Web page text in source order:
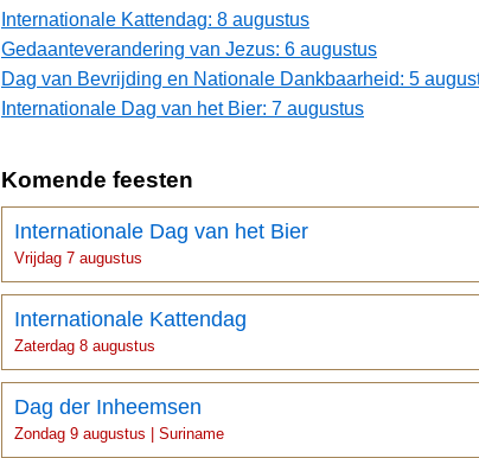
Internationale Kattendag: 8 augustus
Gedaanteverandering van Jezus: 6 augustus
Dag van Bevrijding en Nationale Dankbaarheid: 5
Internationale Dag van het Bier: 7 augustus
Komende feesten
Internationale Dag van het Bier
Vrijdag 7 augustus
Internationale Kattendag
Zaterdag 8 augustus
Dag der Inheemsen
Zondag 9 augustus | Suriname